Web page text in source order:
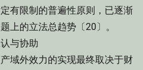
有限制的普遍性原则，已逐渐
上的立法总趋势〔20〕。
与协助
域外效力的实现最终取决于财